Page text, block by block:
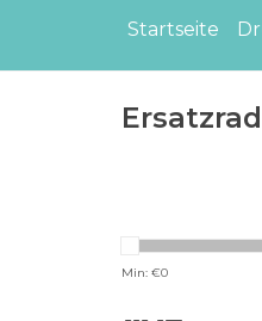
Startseite
Min: €0